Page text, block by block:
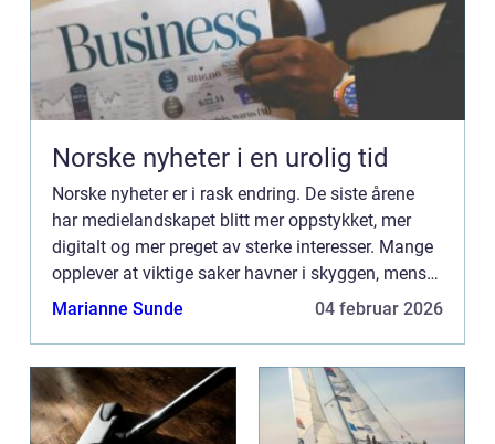
Norske nyheter i en urolig tid
Norske nyheter er i rask endring. De siste årene
har medielandskapet blitt mer oppstykket, mer
digitalt og mer preget av sterke interesser. Mange
opplever at viktige saker havner i skyggen, mens
andre temaer får enorm plass. Samtidig blir det
Marianne Sunde 04 februar 2026